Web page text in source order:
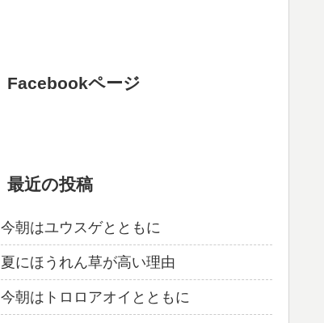
Facebookページ
最近の投稿
今朝はユウスゲとともに
夏にほうれん草が高い理由
今朝はトロロアオイとともに